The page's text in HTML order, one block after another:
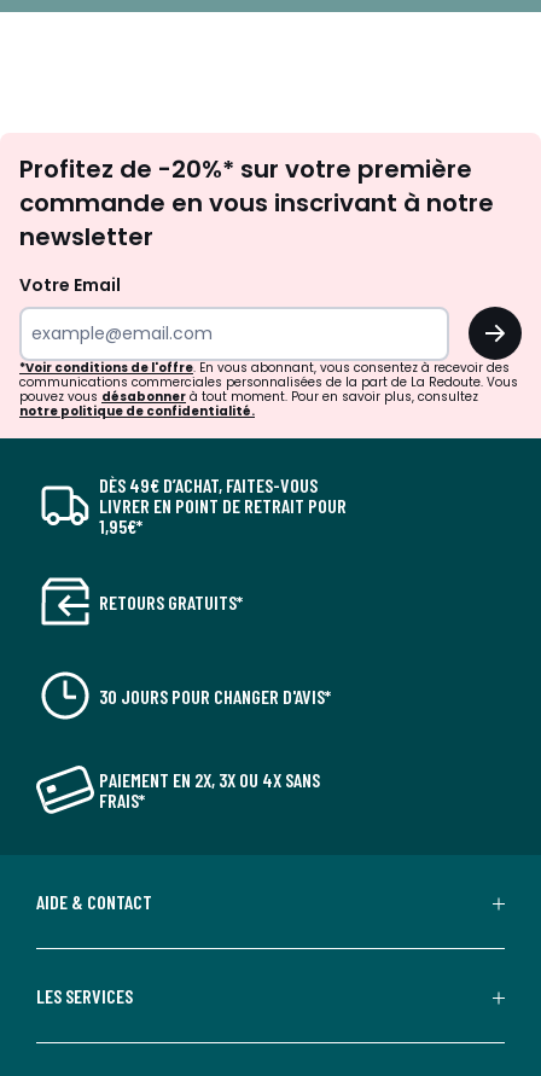
newsletter
Profitez de -20%* sur votre première
commande en vous inscrivant à notre
newsletter
Votre Email
OK
*Voir conditions de l'offre. En vous abonnant, vous consentez à recevoir des
communications commerciales personnalisées de la part de La Redoute. Vous
pouvez vous désabonner à tout moment. Pour en savoir plus, consultez
notre politique de confidentialité.
DÈS 49€ D’ACHAT, FAITES-VOUS
LIVRER EN POINT DE RETRAIT POUR
1,95€*
RETOURS GRATUITS*
30 JOURS POUR CHANGER D'AVIS*
PAIEMENT EN 2X, 3X OU 4X SANS
FRAIS*
AIDE & CONTACT
LES SERVICES